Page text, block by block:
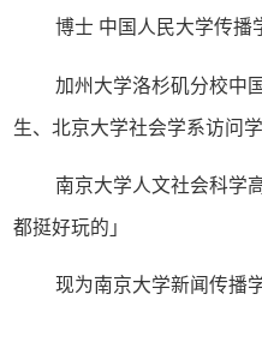
博士 中国人民大学传播
加州大学洛杉矶分校中
生、北京大学社会学系访问
南京大学人文社会科学
都挺好玩的 」
现为南京大学新闻传播